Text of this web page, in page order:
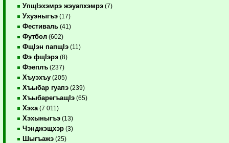
УпщIэхэмрэ жэуапхэмрэ (7)
Ухуэныгъэ (17)
Фестиваль (41)
Футбол (602)
ФщIэн папщIэ (11)
Фэ фщIэрэ (8)
Фэеплъ (237)
Хъуэхъу (205)
Хъыбар гуапэ (239)
ХъыбарегъащIэ (65)
Хэха (7 011)
Хэхыныгъэ (13)
Чэнджэщхэр (3)
Шыгъажэ (25)